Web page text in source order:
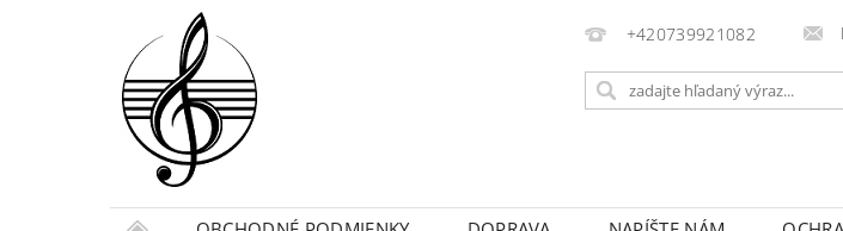
+420739921082